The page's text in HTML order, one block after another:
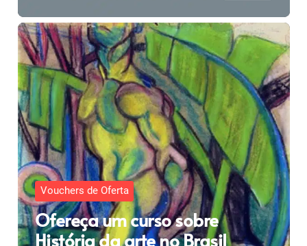
Vouchers de Oferta
Ofereça um curso sobre
História da arte no Brasil